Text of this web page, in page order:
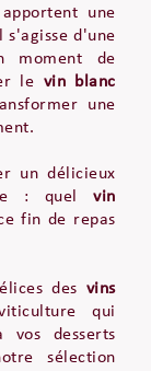
une
d'une
moment de
le vin blanc
une
un délicieux
: quelvin
fin de repas
des vins
qui
vos desserts
sélection